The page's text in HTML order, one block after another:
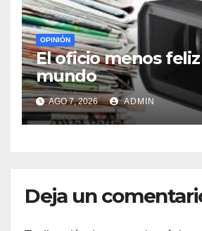
OPINIÓN
El oficio menos
mundo
AGO 7, 2026 ADMIN
Deja un